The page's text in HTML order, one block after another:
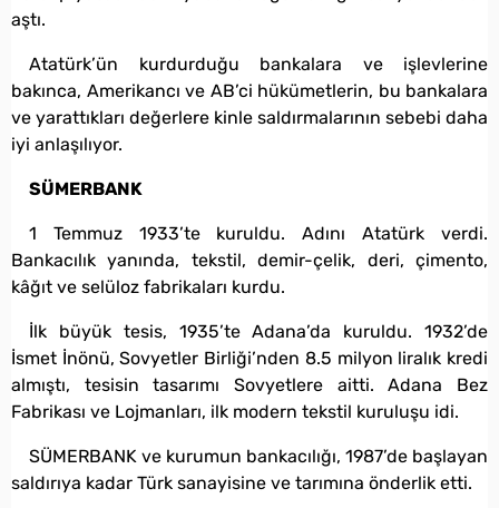
aştı.
Atatürk’ün kurdurduğu bankalara ve işlevlerine
bakınca, Amerikancı ve AB’ci hükümetlerin, bu bankalara
ve yarattıkları değerlere kinle saldırmalarının sebebi daha
iyi anlaşılıyor.
SÜMERBANK
1 Temmuz 1933’te kuruldu. Adını Atatürk verdi.
Bankacılık yanında, tekstil, demir-çelik, deri, çimento,
kâğıt ve selüloz fabrikaları kurdu.
İlk büyük tesis, 1935’te Adana’da kuruldu. 1932’de
İsmet İnönü, Sovyetler Birliği’nden 8.5 milyon liralık kredi
almıştı, tesisin tasarımı Sovyetlere aitti. Adana Bez
Fabrikası ve Lojmanları, ilk modern tekstil kuruluşu idi.
SÜMERBANK ve kurumun bankacılığı, 1987’de başlayan
saldırıya kadar Türk sanayisine ve tarımına önderlik etti.